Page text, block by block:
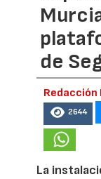
de
2644
La